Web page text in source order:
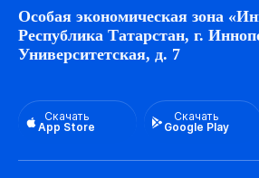
Особая экономическая зона
Республика Татарстан, г.
Университетская, д. 7
Скачать
App Store
Скачать
Google Play